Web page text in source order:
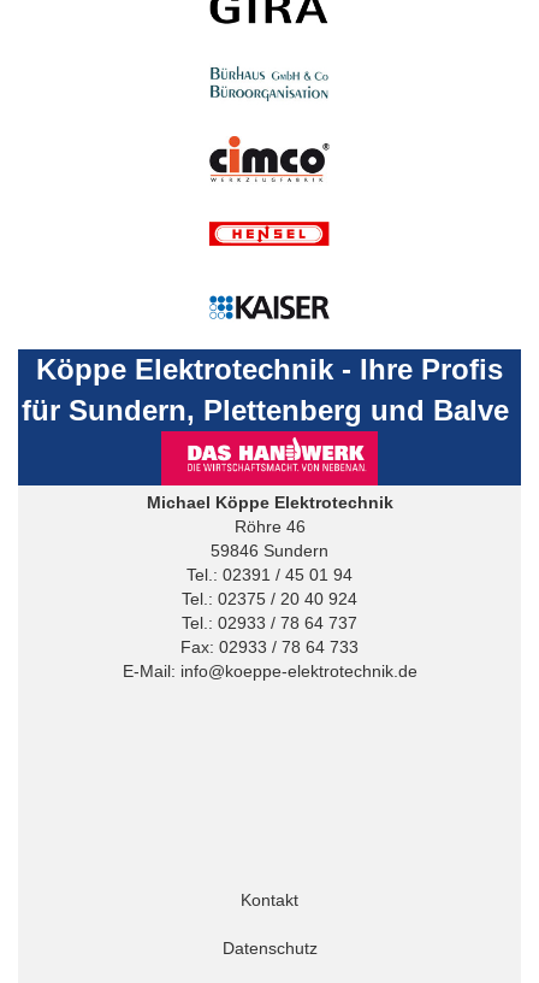
Köppe Elektrotechnik - Ihre Profis
für Sundern, Plettenberg und Balve
Michael Köppe Elektrotechnik
Röhre 46
59846 Sundern
Tel.: 02391 / 45 01 94
Tel.: 02375 / 20 40 924
Tel.: 02933 / 78 64 737
Fax: 02933 / 78 64 733
E-Mail: info@koeppe-elektrotechnik.de
Kontakt
Datenschutz